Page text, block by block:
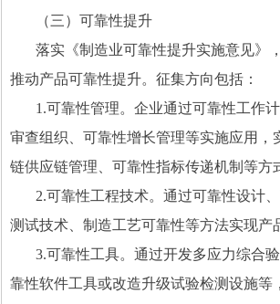
（三）可靠性提升
落实《制造业可靠性提升实施意见》
推动产品可靠性提升。征集方向包括：
1.可靠性管理。企业通过可靠性工作
审查组织、可靠性增长管理等实施应用
链供应链管理、可靠性指标传递机制等
2.可靠性工程技术。通过可靠性设计
测试技术、制造工艺可靠性等方法实现产
3.可靠性工具。通过开发多应力综合
靠性软件工具或改造升级试验检测设施